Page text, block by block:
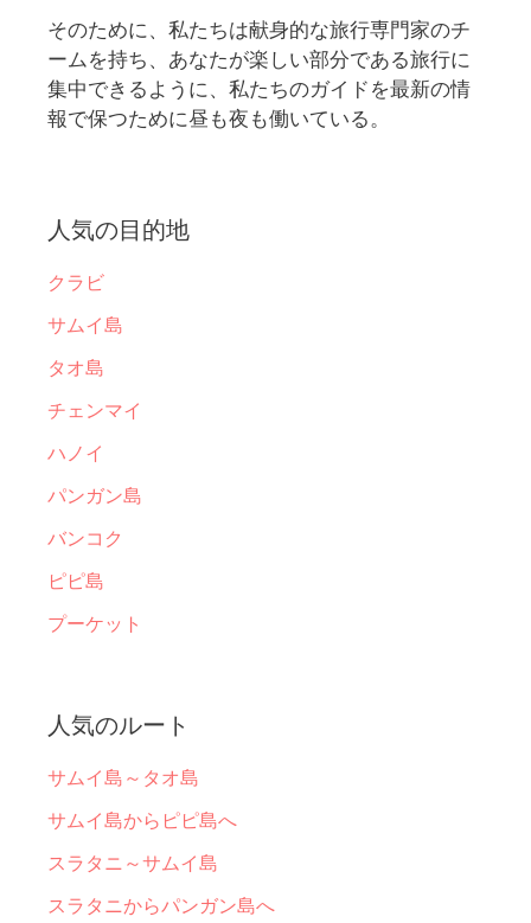
そのために、私たちは献身的な旅行専門家のチ
ームを持ち、あなたが楽しい部分である旅行に
集中できるように、私たちのガイドを最新の情
報で保つために昼も夜も働いている。
人気の目的地
クラビ
サムイ島
タオ島
チェンマイ
ハノイ
パンガン島
バンコク
ピピ島
プーケット
人気のルート
サムイ島～タオ島
サムイ島からピピ島へ
スラタニ～サムイ島
スラタニからパンガン島へ